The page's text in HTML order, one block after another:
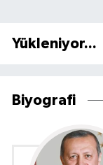
Yükleniyor...
Biyografi